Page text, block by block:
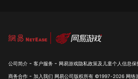
公司简介 - 客户服务 - 网易游戏隐私政策及儿童个人信息保
商务合作 - 加入我们 网易公司版权所有 ©1997-2026 网络